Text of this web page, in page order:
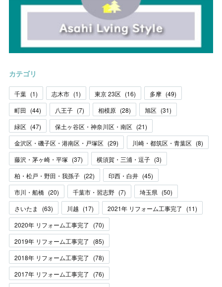
カテゴリ
千葉 (1) 志木市 (1) 東京 23区 (16) 多摩 (49)
町田 (44) 八王子 (7) 相模原 (28) 旭区 (31)
緑区 (47) 保土ヶ谷区・神奈川区・南区 (21)
金沢区・磯子区・港南区・戸塚区 (29) 川崎・都筑区・青葉区 (8)
藤沢・茅ヶ崎・平塚 (37) 横須賀・三浦・逗子 (3)
柏・松戸・野田・我孫子 (22) 印西・白井 (45)
市川・船橋 (20) 千葉市・習志野 (7) 埼玉県 (50)
さいたま
(63) 川越 (17) 2021年 リフォーム工事完了 (11)
2020年 リフォーム工事完了
(70)
2019年 リフォーム工事完了
(85)
2018年 リフォーム工事完了
(78)
2017年 リフォーム工事完了
(76)